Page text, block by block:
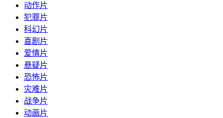
动作片
犯罪片
科幻片
喜剧片
爱情片
悬疑片
恐怖片
灾难片
战争片
动画片